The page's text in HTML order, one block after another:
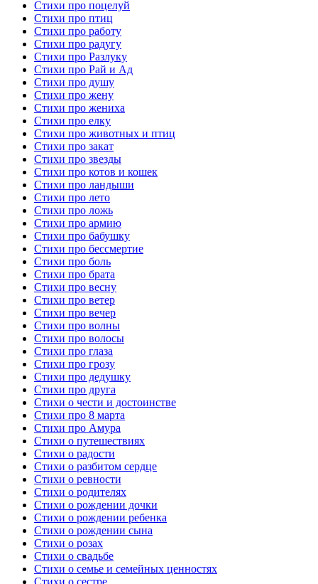
Стихи про поцелуй
Стихи про птиц
Стихи про работу
Стихи про радугу
Стихи про Разлуку
Стихи про Рай и Ад
Стихи про душу
Стихи про жену
Стихи про жениха
Стихи про елку
Стихи про животных и птиц
Стихи про закат
Стихи про звезды
Стихи про котов и кошек
Стихи про ландыши
Стихи про лето
Стихи про ложь
Стихи про армию
Стихи про бабушку
Стихи про бессмертие
Стихи про боль
Стихи про брата
Стихи про весну
Стихи про ветер
Стихи про вечер
Стихи про волны
Стихи про волосы
Стихи про глаза
Стихи про грозу
Стихи про дедушку
Стихи про друга
Стихи о чести и достоинстве
Стихи про 8 марта
Стихи про Амура
Стихи о путешествиях
Стихи о радости
Стихи о разбитом сердце
Стихи о ревности
Стихи о родителях
Стихи о рождении дочки
Стихи о рождении ребенка
Стихи о рождении сына
Стихи о розах
Стихи о свадьбе
Стихи о семье и семейных ценностях
Стихи о сестре